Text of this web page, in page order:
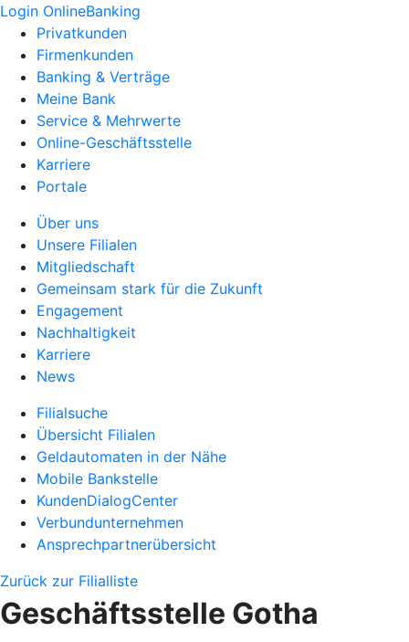
Login OnlineBanking
Privatkunden
Firmenkunden
Banking & Verträge
Meine Bank
Service & Mehrwerte
Online-Geschäftsstelle
Karriere
Portale
Über uns
Unsere Filialen
Mitgliedschaft
Gemeinsam stark für die Zukunft
Engagement
Nachhaltigkeit
Karriere
News
Filialsuche
Übersicht Filialen
Geldautomaten in der Nähe
Mobile Bankstelle
KundenDialogCenter
Verbundunternehmen
Ansprechpartnerübersicht
Zurück zur Filialliste
Geschäftsstelle Gotha